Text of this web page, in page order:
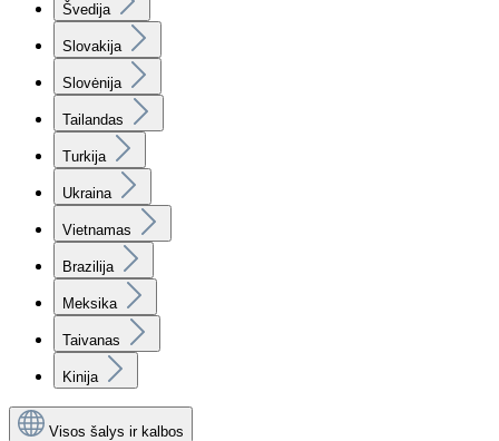
Švedija
Slovakija
Slovėnija
Tailandas
Turkija
Ukraina
Vietnamas
Brazilija
Meksika
Taivanas
Kinija
Visos šalys ir kalbos